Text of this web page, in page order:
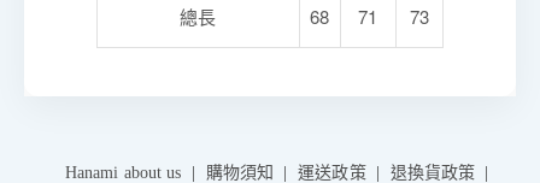
總長 68 71 73
Hanami about us 購物須知 運送政策
退換貨政策